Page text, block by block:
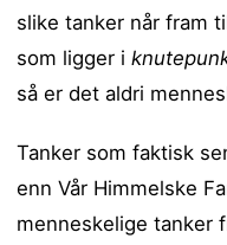
slike tanker når fram
som ligger i
så er det aldri
Tanker som faktisk
enn Vår Himmelske
menneskelige tanker